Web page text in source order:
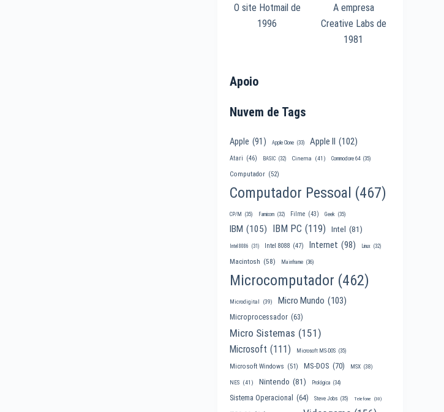
O site Hotmail de
1996
A empresa
Creative Labs de
1981
Apoio
Nuvem de Tags
Apple (91) Apple Clone (33) Apple II (102)
Atari (46) BASIC (32) Cinema (41) Commodore 64 (35)
Computador (52)
Computador Pessoal (467)
CP/M (35) Famicom (32) Filme (43) Geek (35)
IBM (105) IBM PC (119) Intel (81)
Intel 8086 (31) Intel 8088 (47) Internet (98) Linux (32)
Macintosh (58) Mainframe (36)
Microcomputador (462)
Microdigital (39) Micro Mundo (103)
Microprocessador (63)
Micro Sistemas (151)
Microsoft (111) Microsoft MS-DOS (35)
Microsoft Windows (51) MS-DOS (70) MSX (38)
NES (41) Nintendo (81) Prológica (34)
Sistema Operacional (64) Steve Jobs (35) Telefone (30)